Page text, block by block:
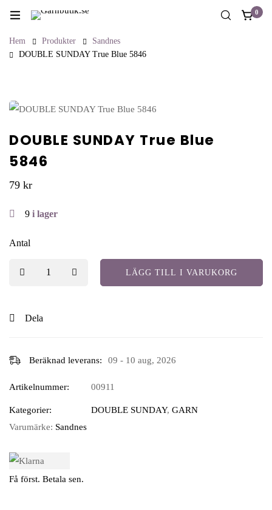
0
Hem Produkter
Sandnes
DOUBLE SUNDAY True Blue 5846
DOUBLE SUNDAY True Blue
5846
79 kr
9 i lager
Antal
LÄGG TILL I VARUKORG
Dela
Beräknad leverans: 09 - 10 aug, 2026
Artikelnummer: 00911
Kategorier: DOUBLE SUNDAY, GARN
Varumärke: Sandnes
Få först. Betala sen.